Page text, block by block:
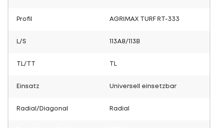
Profil AGRIMAX TURF RT-333
L/S 113A8/113B
TL/TT
Einsatz Universell einsetzbar
Radial/Diagonal Radial